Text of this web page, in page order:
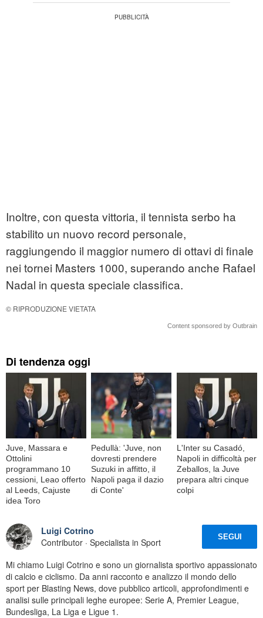
Inoltre, con questa vittoria, il tennista serbo ha
stabilito un nuovo record personale,
raggiungendo il maggior numero di ottavi di finale
nei tornei Masters 1000, superando anche Rafael
Nadal in questa speciale classifica.
© RIPRODUZIONE VIETATA
Content sponsored by Outbrain
Di tendenza oggi
Juve, Massara e
Ottolini
programmano 10
cessioni, Leao offerto
al Leeds, Cajuste
idea Toro
Pedullà: 'Juve, non
dovresti prendere
Suzuki in affitto, il
Napoli paga il dazio
di Conte'
L'Inter su Casadó,
Napoli in difficoltà per
Zeballos, la Juve
prepara altri cinque
colpi
Luigi Cotrino
Contributor · Specialista in Sport
SEGUI
Mi chiamo Luigi Cotrino e sono un giornalista sportivo appassionato
di calcio e ciclismo. Da anni racconto e analizzo il mondo dello
sport per Blasting News, dove pubblico articoli, approfondimenti e
analisi sulle principali leghe europee: Serie A, Premier League,
Bundesliga, La Liga e Ligue 1.